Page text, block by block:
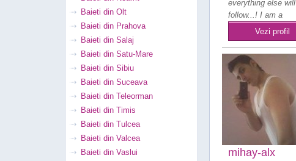
Baieti din Olt
Baieti din Prahova
Baieti din Salaj
Baieti din Satu-Mare
Baieti din Sibiu
Baieti din Suceava
Baieti din Teleorman
Baieti din Timis
Baieti din Tulcea
Baieti din Valcea
Baieti din Vaslui
everything else will
follow...! I am a
strong,independend
person th..
Vezi profil
mihay-alx